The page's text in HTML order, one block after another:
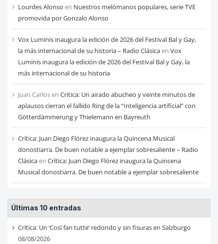
Lourdes Alonso en Nuestros melómanos populares, serie TVE
promovida por Gonzalo Alonso
Vox Luminis inaugura la edición de 2026 del Festival Bal y Gay,
la más internacional de su historia – Radio Clásicaen Vox
Luminis inaugura la edición de 2026 del Festival Bal y Gay, la
más internacional de su historia
Juan Carlosen Critica: Un airado abucheo y veinte minutos de
aplausos cierran el fallido Ring de la “Inteligencia artificial” con
Götterdämmerung y Thielemann en Bayreuth
Crítica: Juan Diego Flórez inaugura la Quincena Musical
donostiarra. De buen notable a ejemplar sobresaliente – Radio
Clásicaen Crítica: Juan Diego Flórez inaugura la Quincena
Musical donostiarra. De buen notable a ejemplar sobresaliente
Últimas 10 entradas
Crítica: Un ‘Così fan tutte’ redondo y sin fisuras en Salzburgo
08/08/2026